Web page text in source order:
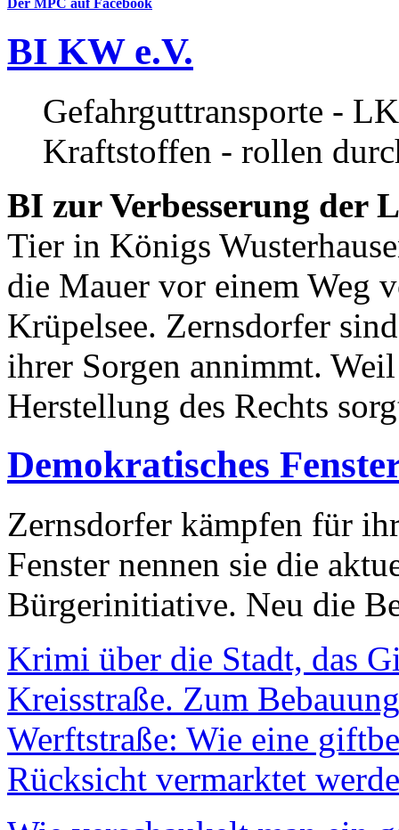
BI KW e.V.
Gefahrguttransporte -
Kraftstoffen - rollen
BI zur Verbesserung der
Tier in Königs
die Mauer vor einem Weg
Krüpelsee. Zernsdorfer
ihrer Sorgen annimmt.
Herstellung des Rechts
Demokratisches
Zernsdorfer kämpfen für
Fenster nennen sie die
Bürgerinitiative. Neu die
Krimi über die Stadt, das
Kreisstraße. Zum
Werftstraße: Wie eine
Rücksicht vermarktet